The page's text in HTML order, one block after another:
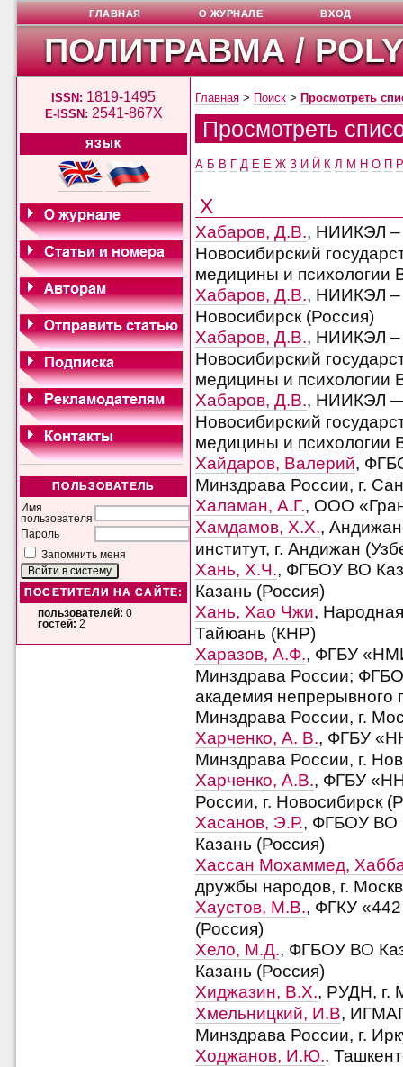
ПОЛИТРАВМА /
ISSN: 1819-1495
E-ISSN: 2541-867X
ЯЗЫК
ПОЛЬЗОВАТЕЛЬ
Имя
пользователя
Пароль
Запомнить меня
ПОСЕТИТЕЛИ НА САЙТЕ:
пользователей: 0
гостей: 2
ГЛАВНАЯ О ЖУРНАЛЕ ВХОД
Главная > Поиск > Просмотреть
Просмотреть
А Б В Г Д Е Ё Ж З И Й К Л М Н О П
Х
Хабаров, Д.В., НИИКЭЛ
Новосибирский
медицины и психологии
Хабаров, Д.В., НИИКЭЛ
Новосибирск (Россия)
Хабаров, Д.В., НИИКЭЛ
Новосибирский
медицины и психологии
Хабаров, Д.В., НИИКЭЛ
Новосибирский
медицины и психологии
Хайдаров, Валерий,
Минздрава России, г.
Халаман, А.Г., ООО
Хамдамов, Х.Х.,
институт, г. Андижан
Хань, Х.Ч., ФГБОУ ВО
Казань (Россия)
Хань, Хао Чжи,
Тайюань (КНР)
Харазов, А.Ф., ФГБУ
Минздрава России;
академия непрерывного
Минздрава России, г.
Харченко, А. В., ФГБУ
Минздрава России, г.
Харченко, А.В., ФГБУ
России, г. Новосибирск
Хасанов, Э.Р., ФГБОУ ВО
Казань (Россия)
Хассан Мохаммед,
дружбы народов, г.
Хаустов, М.В., ФГКУ
(Россия)
Хело, М.Д., ФГБОУ ВО
Казань (Россия)
Хиджазин, В.Х., РУДН, г.
Хмельницкий, И.В,
Минздрава России, г.
Ходжанов, И.Ю.,